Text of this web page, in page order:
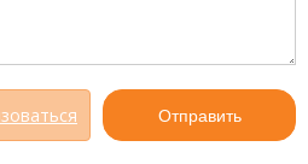
Отправить